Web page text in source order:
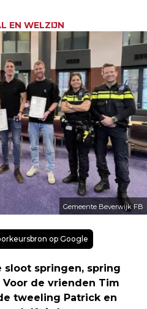
EN WELZIJN
Gemeente Beverwijk FB
op Google
sloot springen, spring
Voor de vrienden Tim
tweeling Patrick en